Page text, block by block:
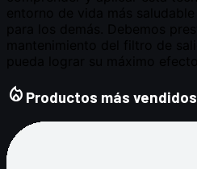
local_fire_department Productos más vendidos